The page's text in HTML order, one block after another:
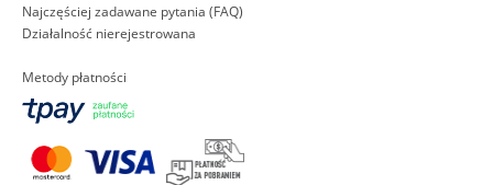
Najczęściej zadawane pytania (FAQ)
Działalność nierejestrowana
Metody płatności